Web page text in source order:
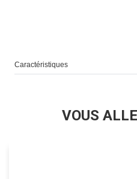
Caractéristiques
VOUS